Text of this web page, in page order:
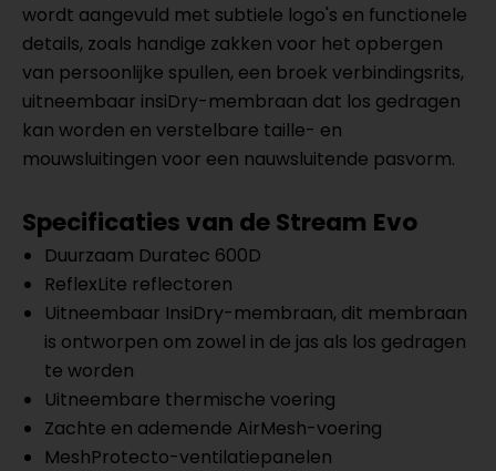
wordt aangevuld met subtiele logo's en functionele
details, zoals handige zakken voor het opbergen
van persoonlijke spullen, een broek verbindingsrits,
uitneembaar insiDry-membraan dat los gedragen
kan worden en verstelbare taille- en
mouwsluitingen voor een nauwsluitende pasvorm.
Specificaties van de Stream Evo
Duurzaam Duratec 600D
ReflexLite reflectoren
Uitneembaar InsiDry-membraan, dit membraan
is ontworpen om zowel in de jas als los gedragen
te worden
Uitneembare thermische voering
Zachte en ademende AirMesh-voering
MeshProtecto-ventilatiepanelen